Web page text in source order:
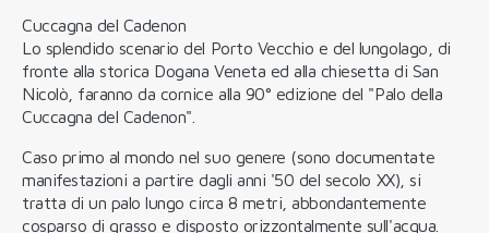
Cuccagna del Cadenon
Lo splendido scenario del Porto Vecchio e del lungolago, di
fronte alla storica Dogana Veneta ed alla chiesetta di San
Nicolò, faranno da cornice alla 90° edizione del "Palo della
Cuccagna del Cadenon".
Caso primo al mondo nel suo genere (sono documentate
manifestazioni a partire dagli anni '50 del secolo XX), si
tratta di un palo lungo circa 8 metri, abbondantemente
cosparso di grasso e disposto orizzontalmente sull'acqua.